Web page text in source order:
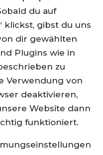
du auf
klickst, gibst du uns
dir gewählten
Plugins wie in
zu
Verwendung von
deaktivieren,
Website dann
funktioniert.